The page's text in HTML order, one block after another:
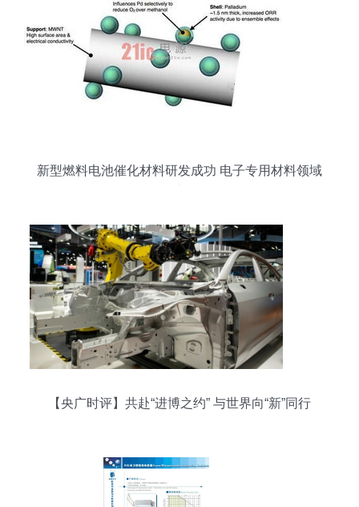
新型燃料电池催化材料研发成功 电子专用材料领域
【央广时评】共赴“进博之约” 与世界向“新”同行